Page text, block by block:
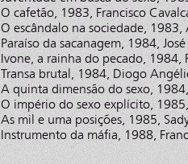
O cafetão, 1983, Francisco
O escândalo na sociedade,
Paraíso da sacanagem, 1984,
Ivone, a rainha do pecado, 1984,
Transa brutal, 1984, Diogo
A quinta dimensão do sexo,
O império do sexo explícito,
As mil e uma posições, 1985,
Instrumento da máfia, 1988,